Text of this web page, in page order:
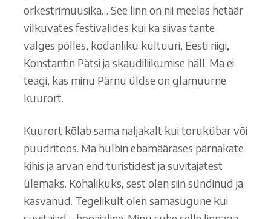
orkestrimuusika… See linn on nii meelas hetäär
vilkuvates festivalides kui ka siivas tante
valges põlles, kodanliku kultuuri, Eesti riigi,
Konstantin Pätsi ja skaudiliikumise häll. Ma ei
teagi, kas minu Pärnu üldse on glamuurne
kuurort.
Kuurort kõlab sama naljakalt kui torukübar või
puudritoos. Ma hulbin ebamäärases pärnakate
kihis ja arvan end turistidest ja suvitajatest
ülemaks. Kohalikuks, sest olen siin sündinud ja
kasvanud. Tegelikult olen samasugune kui